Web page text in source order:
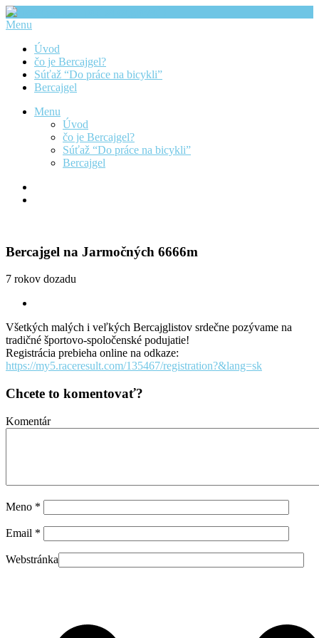
Menu
Úvod
čo je Bercajgel?
Súťaž “Do práce na bicykli”
Bercajgel
Menu
Úvod
čo je Bercajgel?
Súťaž “Do práce na bicykli”
Bercajgel
Bercajgel na Jarmočných 6666m
7 rokov dozadu
Všetkých malých i veľkých Bercajglistov srdečne pozývame na
tradičné športovo-spoločenské podujatie!
Registrácia prebieha online na odkaze:
https://my5.raceresult.com/135467/registration?&lang=sk
Chcete to komentovať?
Komentár
Meno *
Email *
Webstránka